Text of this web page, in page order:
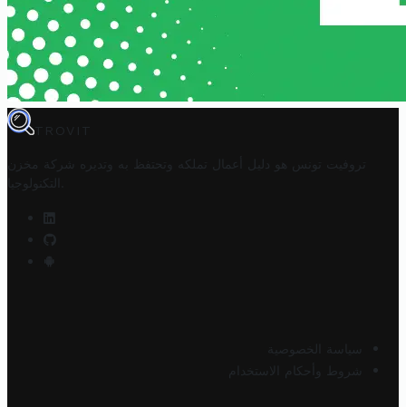
TROVIT
تروفيت تونس هو دليل أعمال تملكه وتحتفظ به وتديره
شركة مخزن
التكنولوجيا
سياسة الخصوصية
شروط وأحكام الاستخدام